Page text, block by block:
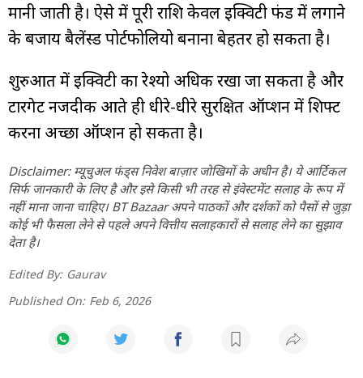
मानी जाती है। ऐसे में पूरी राशि केवल इक्विटी फंड में लगाने
के बजाय बैलेंस्ड पोर्टफोलियो बनाना बेहतर हो सकता है।
शुरुआत में इक्विटी का रेश्यो अधिक रखा जा सकता है और
टारगेट नजदीक आते ही धीरे-धीरे सुरक्षित ऑप्शन में शिफ्ट
करना अच्छा ऑप्शन हो सकता है।
Disclaimer: म्यूचुअल फंड्स निवेश बाज़ार जोखिमों के अधीन है। ये आर्टिकल
सिर्फ जानकारी के लिए है और इसे किसी भी तरह से इंवेस्टमेंट सलाह के रूप में
नहीं माना जाना चाहिए। BT Bazaar अपने पाठकों और दर्शकों को पैसों से जुड़ा
कोई भी फैसला लेने से पहले अपने वित्तीय सलाहकारों से सलाह लेने का सुझाव
देता है।
Edited By: Gaurav
Published On: Feb 6, 2026